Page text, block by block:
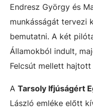
Endresz György és
munkásságát tervezi
bemutatni. A két
Államokból indult,
Felcsút mellett
A Tarsoly Ifjúságért
László emléke előtt